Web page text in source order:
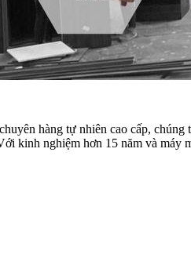
chuyên hàng tự nhiên cao cấp,
kinh nghiệm hơn 15 năm và máy